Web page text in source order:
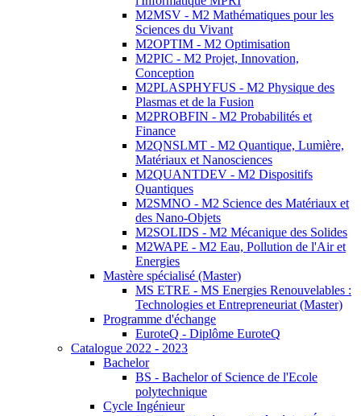
M2MSV - M2 Mathématiques pour les
Sciences du Vivant
M2OPTIM - M2 Optimisation
M2PIC - M2 Projet, Innovation,
Conception
M2PLASPHYFUS - M2 Physique des
Plasmas et de la Fusion
M2PROBFIN - M2 Probabilités et
Finance
M2QNSLMT - M2 Quantique, Lumière,
Matériaux et Nanosciences
M2QUANTDEV - M2 Dispositifs
Quantiques
M2SMNO - M2 Science des Matériaux et
des Nano-Objets
M2SOLIDS - M2 Mécanique des Solides
M2WAPE - M2 Eau, Pollution de l'Air et
Energies
Mastère spécialisé (Master)
MS ETRE - MS Energies Renouvelables :
Technologies et Entrepreneuriat (Master)
Programme d'échange
EuroteQ - Diplôme EuroteQ
Catalogue 2022 - 2023
Bachelor
BS - Bachelor of Science de l'Ecole
polytechnique
Cycle Ingénieur